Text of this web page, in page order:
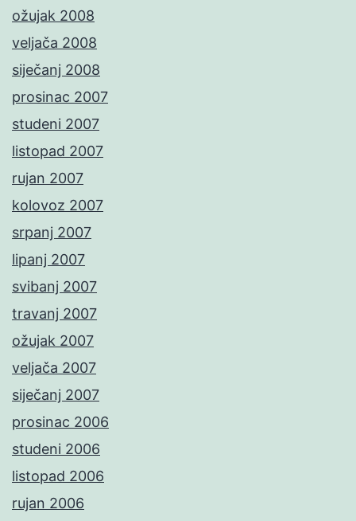
ožujak 2008
veljača 2008
siječanj 2008
prosinac 2007
studeni 2007
listopad 2007
rujan 2007
kolovoz 2007
srpanj 2007
lipanj 2007
svibanj 2007
travanj 2007
ožujak 2007
veljača 2007
siječanj 2007
prosinac 2006
studeni 2006
listopad 2006
rujan 2006